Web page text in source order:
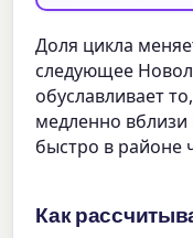
Доля цикла
следующее
обуславливает
медленно
быстро в районе
Как